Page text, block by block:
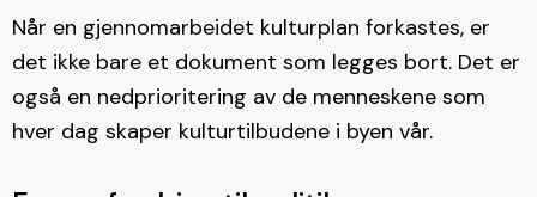
Når en gjennomarbeidet kulturplan forkastes, er
det ikke bare et dokument som legges bort. Det er
også en nedprioritering av de menneskene som
hver dag skaper kulturtilbudene i byen vår.